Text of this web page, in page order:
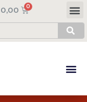
0,00